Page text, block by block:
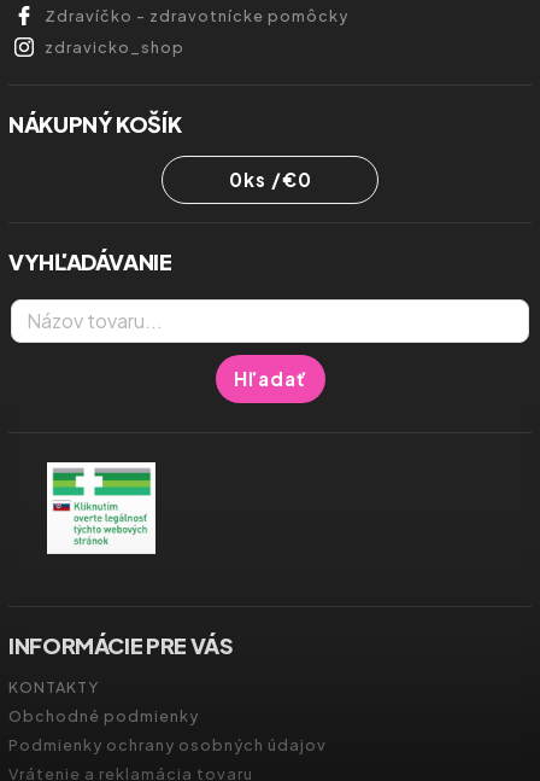
Zdravíčko - zdravotnícke pomôcky
zdravicko_shop
NÁKUPNÝ KOŠÍK
0ks /€0
VYHĽADÁVANIE
Hľadať
INFORMÁCIE PRE VÁS
KONTAKTY
Obchodné podmienky
Podmienky ochrany osobných údajov
Vrátenie a reklamácia tovaru